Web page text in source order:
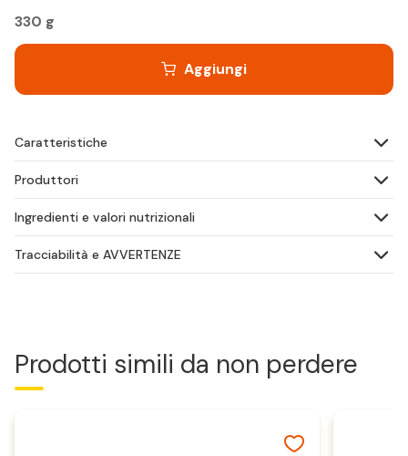
330 g
Aggiungi
Caratteristiche
Produttori
Ingredienti e valori nutrizionali
Tracciabilità e AVVERTENZE
Prodotti simili da non perdere